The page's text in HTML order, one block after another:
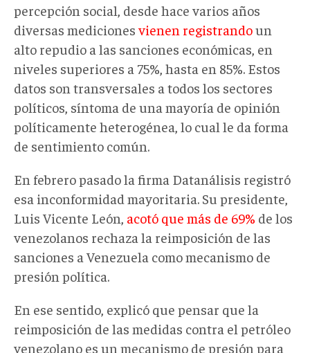
percepción social, desde hace varios años
diversas medicionesvienen registrandoun
alto repudio a las sanciones económicas, en
niveles superiores a 75%, hasta en 85%. Estos
datos son transversales a todos los sectores
políticos, síntoma de una mayoría de opinión
políticamente heterogénea, lo cual le da forma
de sentimiento común.
En febrero pasado la firma Datanálisis registró
esa inconformidad mayoritaria. Su presidente,
Luis Vicente León, acotó que más de 69% de los
venezolanos rechaza la reimposición de las
sanciones a Venezuela como mecanismo de
presión política.
En ese sentido, explicó que pensar que la
reimposición de las medidas contra el petróleo
venezolano es un mecanismo de presión para